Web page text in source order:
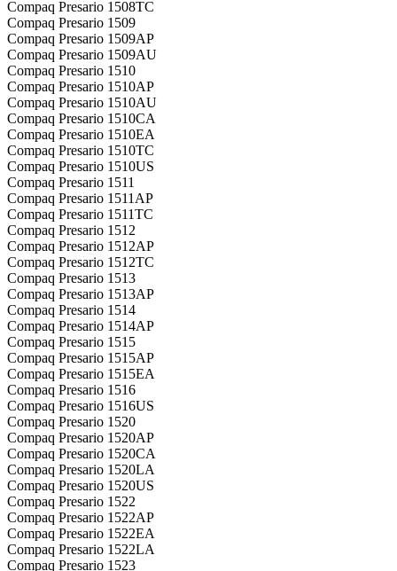
Compaq Presario 1508TC
Compaq Presario 1509
Compaq Presario 1509AP
Compaq Presario 1509AU
Compaq Presario 1510
Compaq Presario 1510AP
Compaq Presario 1510AU
Compaq Presario 1510CA
Compaq Presario 1510EA
Compaq Presario 1510TC
Compaq Presario 1510US
Compaq Presario 1511
Compaq Presario 1511AP
Compaq Presario 1511TC
Compaq Presario 1512
Compaq Presario 1512AP
Compaq Presario 1512TC
Compaq Presario 1513
Compaq Presario 1513AP
Compaq Presario 1514
Compaq Presario 1514AP
Compaq Presario 1515
Compaq Presario 1515AP
Compaq Presario 1515EA
Compaq Presario 1516
Compaq Presario 1516US
Compaq Presario 1520
Compaq Presario 1520AP
Compaq Presario 1520CA
Compaq Presario 1520LA
Compaq Presario 1520US
Compaq Presario 1522
Compaq Presario 1522AP
Compaq Presario 1522EA
Compaq Presario 1522LA
Compaq Presario 1523